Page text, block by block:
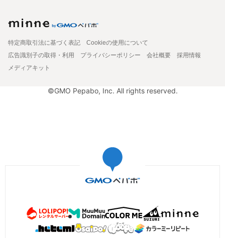
特定商取引法に基づく表記
Cookieの使用について
広告識別子の取得・利用
プライバシーポリシー 会社概要
採用情報
メディアキット
©GMO Pepabo, Inc. All rights reserved.